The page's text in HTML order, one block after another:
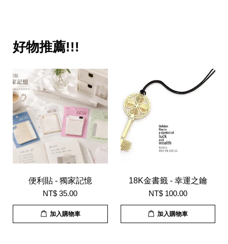
好物推薦!!!
便利貼 - 獨家記憶
NT$ 35.00
加入購物車
18K金書籤 - 幸運之鑰
NT$ 100.00
加入購物車